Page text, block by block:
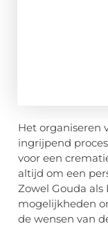
Het organiseren
ingrijpend
voor een
altijd om een
Zowel Gouda
mogelijkheden
de wensen van